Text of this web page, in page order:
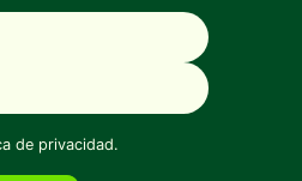
de privacidad.